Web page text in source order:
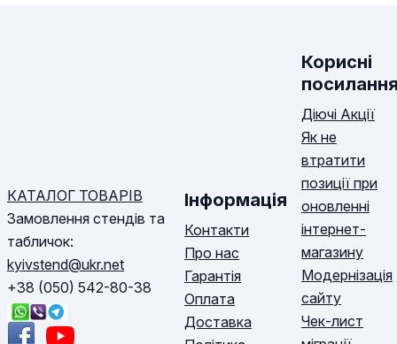
КАТАЛОГ ТОВАРІВ
Замовлення стендів та
табличок:
kyivstend@ukr.net
+38 (050) 542-80-38
Інформація
Контакти
Про нас
Гарантія
Оплата
Доставка
Корисні
Діючі Акції
Як не
втратити
позиції при
оновленні
інтернет-
магазину
Модернізація
сайту
Чек-лист